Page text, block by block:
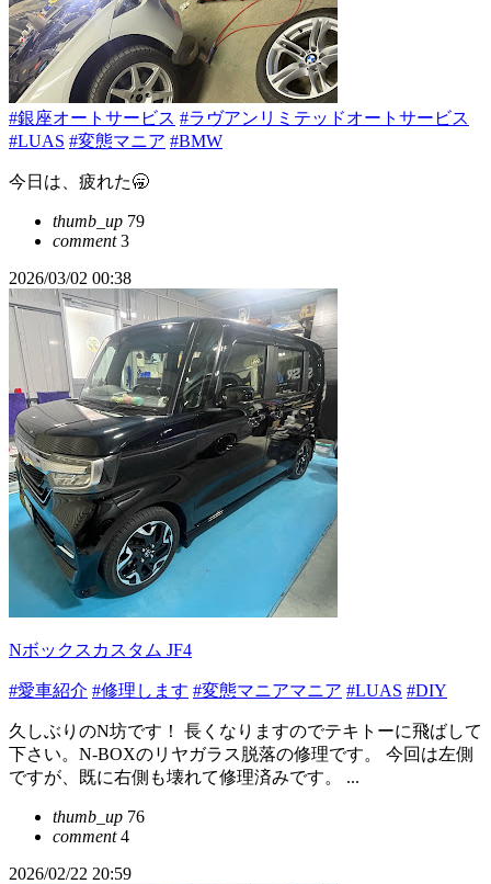
#銀座オートサービス #ラヴアンリミテッドオートサービス
#LUAS #変態マニア #BMW
今日は、疲れた🥱
thumb_up 79
comment3
2026/03/02 00:38
Nボックスカスタム JF4
#愛車紹介 #修理します #変態マニアマニア #LUAS #DIY
久しぶりのN坊です！ 長くなりますのでテキトーに飛ばして
下さい。N-BOXのリヤガラス脱落の修理です。 今回は左側
ですが、既に右側も壊れて修理済みです。 ...
thumb_up 76
comment4
2026/02/22 20:59